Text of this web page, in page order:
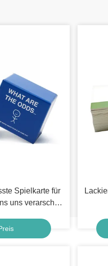
Spielkarte für
uns verarschen